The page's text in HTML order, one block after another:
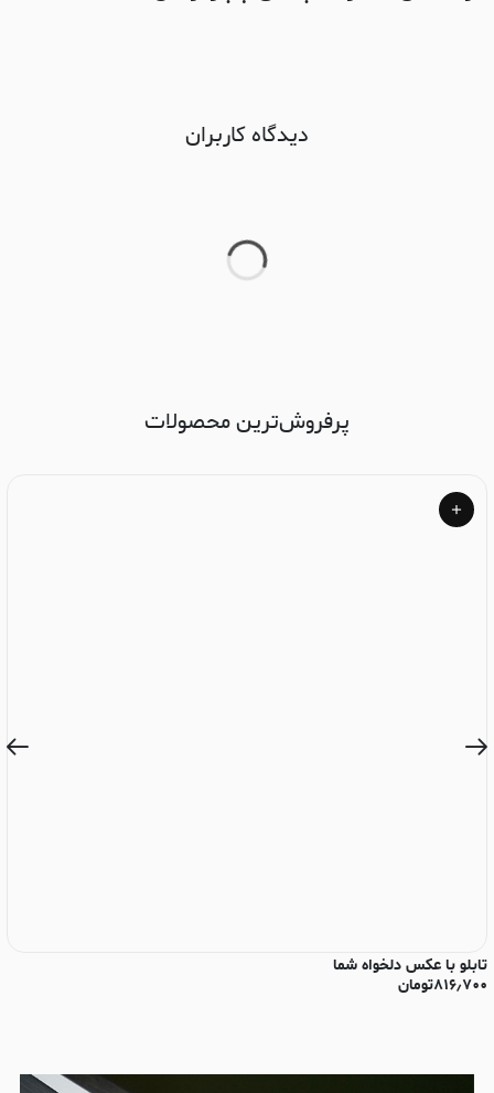
دیدگاه کاربران
پرفروش‌ترین محصولات
تابلو با عکس دلخواه شما
۸۱۶٫۷۰۰تومان